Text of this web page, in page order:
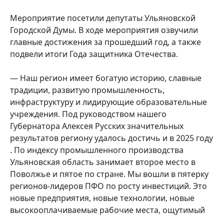
Мероприятие посетили депутаты Ульяновской
Городской Думы. В ходе мероприятия озвучили
главные достижения за прошедший год, а также
подвели итоги Года защитника Отечества.
— Наш регион имеет богатую историю, славные
традиции, развитую промышленность,
инфраструктуру и лидирующие образовательные
учреждения. Под руководством нашего
Губернатора Алексея Русских значительных
результатов региону удалось достичь и в 2025 году
. По индексу промышленного производства
Ульяновская область занимает второе место в
Поволжье и пятое по стране. Мы вошли в пятерку
регионов-лидеров ПФО по росту инвестиций. Это
новые предприятия, новые технологии, новые
высокооплачиваемые рабочие места, ощутимый